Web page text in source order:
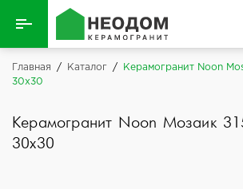
Назад
Главная / Каталог /
Керамогранит Noon
30x30
Керамогранит Noon Мозаик
30x30